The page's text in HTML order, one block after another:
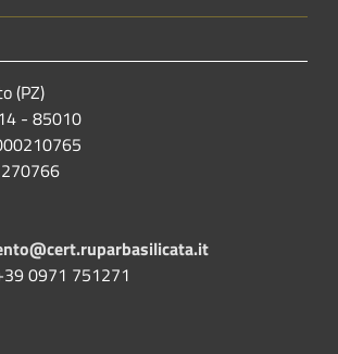
(PZ)
- 85010
0971 751271